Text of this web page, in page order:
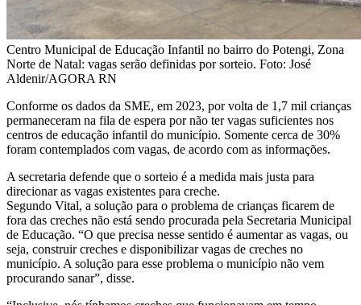
Centro Municipal de Educação Infantil no bairro do Potengi, Zona
Norte de Natal: vagas serão definidas por sorteio. Foto: José
Aldenir/AGORA RN
Conforme os dados da SME, em 2023, por volta de 1,7 mil crianças
permaneceram na fila de espera por não ter vagas suficientes nos
centros de educação infantil do município. Somente cerca de 30%
foram contemplados com vagas, de acordo com as informações.
A secretaria defende que o sorteio é a medida mais justa para
direcionar as vagas existentes para creche.
Segundo Vital, a solução para o problema de crianças ficarem de
fora das creches não está sendo procurada pela Secretaria Municipal
de Educação. “O que precisa nesse sentido é aumentar as vagas, ou
seja, construir creches e disponibilizar vagas de creches no
município. A solução para esse problema o município não vem
procurando sanar”, disse.